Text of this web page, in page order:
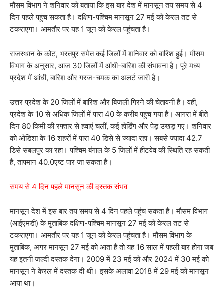
मौसम विभाग ने शनिवार को बताया कि इस बार देश में मानसून तय समय से 4
दिन पहले पहुंच सकता है। दक्षिण-पश्चिम मानसून 27 मई को केरल तट से
टकराएगा। आमतौर पर यह 1 जून को केरल पहुंचता है।
राजस्थान के कोट, भरतपुर समेत कई जिलों में शनिवार को बारिश हुई। मौसम
विभाग के अनुसार, आज 30 जिलों में आंधी-बारिश की संभावना है। पूरे मध्य
प्रदेश में आंधी, बारिश और गरज-चमक का अलर्ट जारी है।
उत्तर प्रदेश के 20 जिलों में बारिश और बिजली गिरने की चेतावनी है। वहीं,
प्रदेश के 10 से अधिक जिलों में पारा 40 के करीब पहुंच गया है। आगरा में बीते
दिन 80 किमी की रफ्तार से हवाएं चलीं, कई होर्डिंग और पेड़ उखड़ गए। शनिवार
को ओडिशा के 16 शहरों में पारा 40 डिसे से ज्यादा रहा। सबसे ज्यादा 42.7
डिसे संबलपुर का रहा। पश्चिम बंगाल के 5 जिलों में हीटवेव की स्थिति रह सकती
है, तापमान 40.0एष्ट पार जा सकता है।
समय से 4 दिन पहले मानसून की दस्तक संभव
मानसून देश में इस बार तय समय से 4 दिन पहले पहुंच सकता है। मौसम विभाग
(आईएमडी) के मुताबिक दक्षिण-पश्चिम मानसून 27 मई को केरल तट से
टकराएगा। आमतौर पर यह 1 जून को केरल पहुंचता है। मौसम विभाग के
मुताबिक, अगर मानसून 27 मई को आता है तो यह 16 साल में पहली बार होगा जब
यह इतनी जल्दी दस्तक देगा। 2009 में 23 मई को और 2024 में 30 मई को
मानसून ने केरल में दस्तक दी थी। इसके अलावा 2018 में 29 मई को मानसून
आया था।